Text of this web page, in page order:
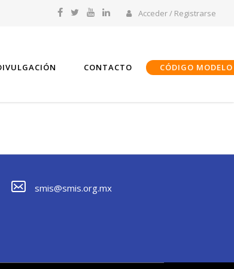
Acceder / Registrarse
CONTACTO CÓDIGO MODELO
smis@smis.org.mx